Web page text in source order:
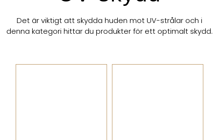
Det är viktigt att skydda huden mot UV-strålar och i
denna kategori hittar du produkter för ett optimalt skydd.